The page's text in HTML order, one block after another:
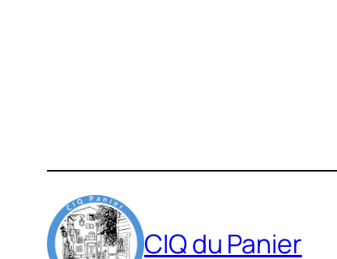
CIQ du Panier